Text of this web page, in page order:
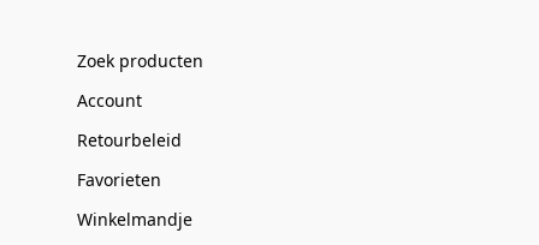
Zoek producten
Account
Retourbeleid
Favorieten
Winkelmandje